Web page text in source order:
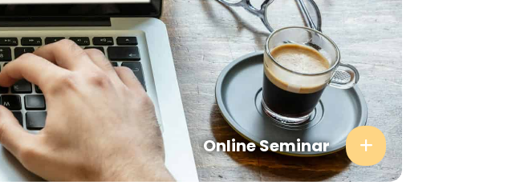
Online Seminar